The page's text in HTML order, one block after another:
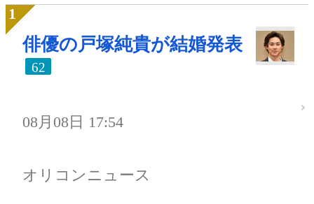
俳優の戸塚純貴が結婚発表
62
08月08日 17:54
オリコンニュース